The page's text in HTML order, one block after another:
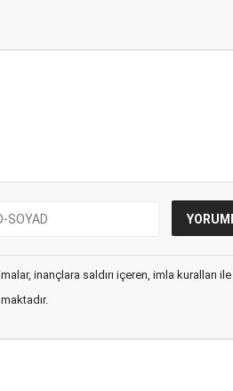
inançlara saldırı içeren, imla kuralları ile